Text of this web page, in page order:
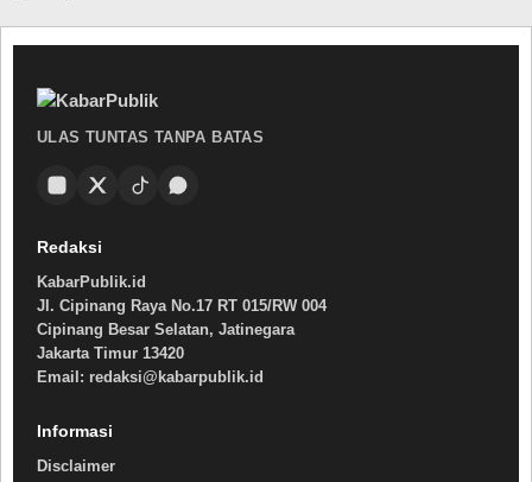
ULAS TUNTAS TANPA BATAS
Redaksi
KabarPublik.id
Jl. Cipinang Raya No.17 RT 015/RW 004
Cipinang Besar Selatan, Jatinegara
Jakarta Timur 13420
Email: redaksi@kabarpublik.id
Informasi
Disclaimer